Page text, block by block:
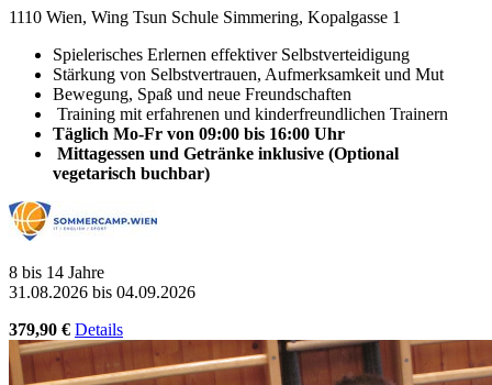
1110 Wien, Wing Tsun Schule Simmering, Kopalgasse 1
Spielerisches Erlernen effektiver Selbstverteidigung
Stärkung von Selbstvertrauen, Aufmerksamkeit und Mut
Bewegung, Spaß und neue Freundschaften
Training mit erfahrenen und kinderfreundlichen Trainern
Täglich Mo-Fr von 09:00 bis 16:00 Uhr
Mittagessen und Getränke inklusive (Optional
vegetarisch buchbar)
8 bis 14 Jahre
31.08.2026 bis 04.09.2026
379,90 € Details